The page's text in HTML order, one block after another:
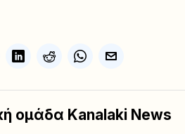
ομάδα Kanalaki News